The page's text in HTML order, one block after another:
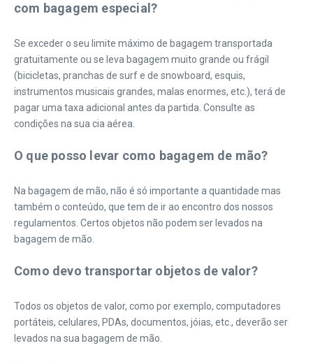
com bagagem especial?
Se exceder o seu limite máximo de bagagem transportada
gratuitamente ou se leva bagagem muito grande ou frágil
(bicicletas, pranchas de surf e de snowboard, esquis,
instrumentos musicais grandes, malas enormes, etc.), terá de
pagar uma taxa adicional antes da partida. Consulte as
condições na sua cia aérea.
O que posso levar como bagagem de mão?
Na bagagem de mão, não é só importante a quantidade mas
também o conteúdo, que tem de ir ao encontro dos nossos
regulamentos. Certos objetos não podem ser levados na
bagagem de mão.
Como devo transportar objetos de valor?
Todos os objetos de valor, como por exemplo, computadores
portáteis, celulares, PDAs, documentos, jóias, etc., deverão ser
levados na sua bagagem de mão.